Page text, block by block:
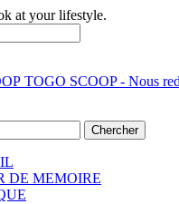
at your lifestyle.
TOGO SCOOP - Nous
DE MEMOIRE